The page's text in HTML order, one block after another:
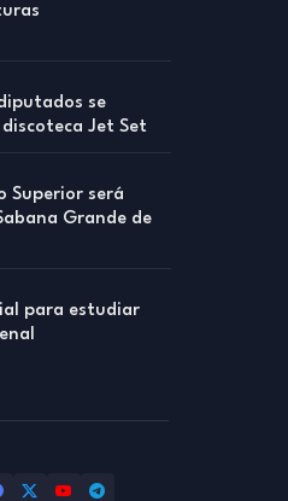
se
Jet Set
Superior será
Grande de
para estudiar